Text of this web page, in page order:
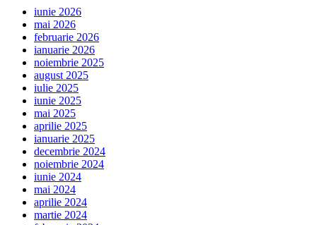
iunie 2026
mai 2026
februarie 2026
ianuarie 2026
noiembrie 2025
august 2025
iulie 2025
iunie 2025
mai 2025
aprilie 2025
ianuarie 2025
decembrie 2024
noiembrie 2024
iunie 2024
mai 2024
aprilie 2024
martie 2024